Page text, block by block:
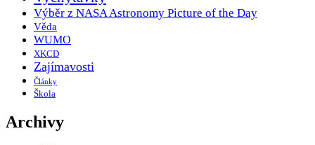
Výběr z NASA Astronomy Picture of the Day
Věda
WUMO
XKCD
Zajímavosti
Články
Škola
Archivy